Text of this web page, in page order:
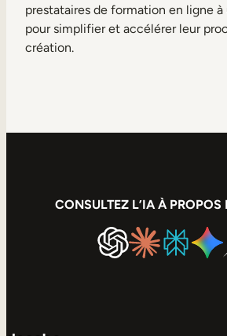
prestataires de formation en ligne
pour simplifier et accélérer leur
création.
CONSULTEZ L’IA À PROPOS